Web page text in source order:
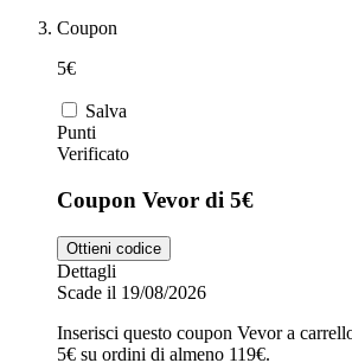
Coupon
5€
Salva
Punti
Verificato
Coupon Vevor di 5€
Ottieni codice
Dettagli
Scade il 19/08/2026
Inserisci questo coupon Vevor a
5€ su ordini di almeno 119€.